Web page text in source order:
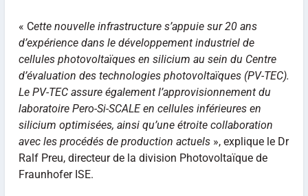
« Cette nouvelle infrastructure s’appuie sur 20 ans
d’expérience dans le développement industriel de
cellules photovoltaïques en silicium au sein du Centre
d’évaluation des technologies photovoltaïques (PV-TEC).
Le PV-TEC assure également l’approvisionnement du
laboratoire Pero-Si-SCALE en cellules inférieures en
silicium optimisées, ainsi qu’une étroite collaboration
avec les procédés de production actuels », explique le Dr
Ralf Preu, directeur de la division Photovoltaïque de
Fraunhofer ISE.